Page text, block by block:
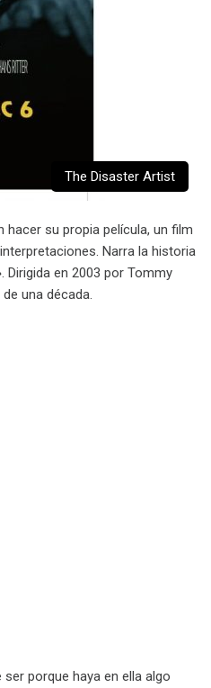
The Disaster Artist
su propia película, un film
Narra la historia
Dirigida en 2003 por Tommy
una década.
porque haya en ella algo